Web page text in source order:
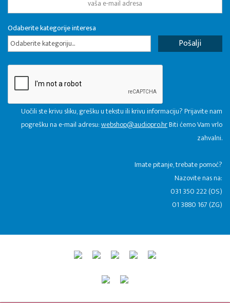
Odaberite kategorije interesa
Odaberite kategoriju...
Uočili ste krivu sliku, grešku u tekstu ili krivu informaciju? Prijavite nam
pogrešku na e-mail adresu:webshop@audiopro.hrBiti ćemo Vam vrlo
zahvalni.
​Imate pitanje, trebate pomoć?
Nazovite nas na:
031 350 222 (OS)
01 3880 167 (ZG)